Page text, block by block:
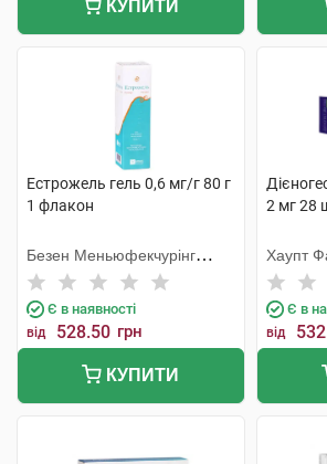
КУПИТИ
Естрожель гель 0,6 мг/г 80 г
1 флакон
Безен Меньюфекчурінг
Белджіум
Є в наявності
від 528.50 грн
КУПИТИ
2 мг 28
Хаупт
Є в
від